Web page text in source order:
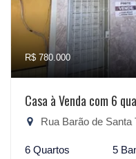
R$ 780.000
Casa à Venda com 6
Rua Barão de
6 Quartos 5